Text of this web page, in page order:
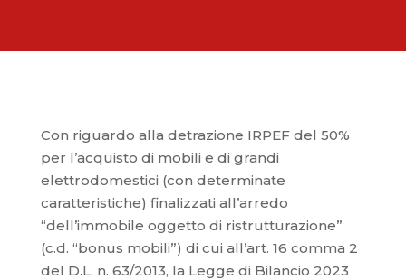
Con riguardo alla detrazione IRPEF del 50%
per l’acquisto di mobili e di grandi
elettrodomestici (con determinate
caratteristiche) finalizzati all’arredo
“dell’immobile oggetto di ristrutturazione”
(c.d. “bonus mobili”) di cui all’art. 16 comma 2
del D.L. n. 63/2013, la Legge di Bilancio 2023